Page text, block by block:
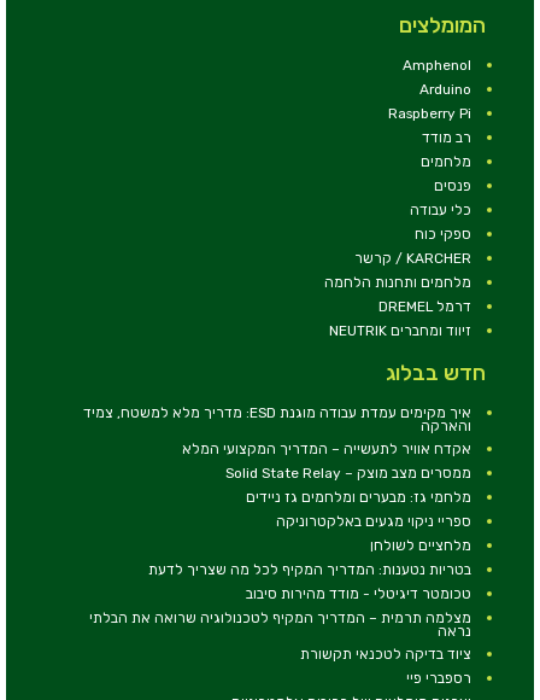
המומלצים
Amphenol
Arduino
Raspberry Pi
רב מודד
מלחמים
פנסים
כלי עבודה
ספקי כוח
KARCHER / קרשר
מלחמים ותחנות הלחמה
דרמל DREMEL
זיווד ומחברים NEUTRIK
חדש בבלוג
איך מקימים עמדת עבודה מוגנת ESD: מדריך מלא למשטח, צמיד
והארקה
אקדח אוויר לתעשייה – המדריך המקצועי המלא
ממסרים מצב מוצק – Solid State Relay
מלחמי גז: מבערים ומלחמים גז ניידים
ספריי ניקוי מגעים באלקטרוניקה
מלחציים לשולחן
בטריות נטענות: המדריך המקיף לכל מה שצריך לדעת
טכומטר דיגיטלי - מודד מהירות סיבוב
מצלמה תרמית – המדריך המקיף לטכנולוגיה שרואה את הבלתי
נראה
ציוד בדיקה לטכנאי תקשורת
רספברי פיי